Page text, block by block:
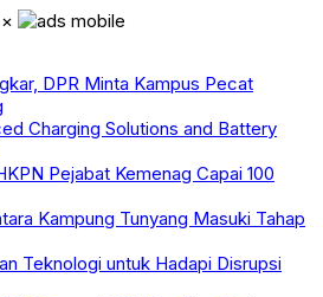
×
DPR Minta Kampus Pecat
Charging Solutions and Battery
Pejabat Kemenag Capai 100
Kampung Tunyang Masuki Tahap
Teknologi untuk Hadapi Disrupsi